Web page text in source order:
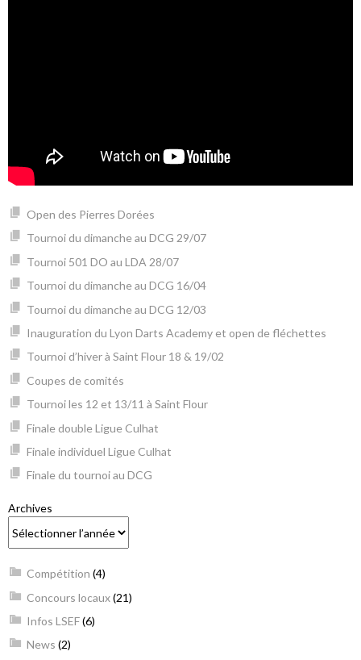
Open des Pierres Dorées
Tournoi du dimanche au DCG 29/07
Tournoi 501 DO au LDA 28/07
Tournoi du dimanche au DCG 16/04
Tournoi du dimanche au DCG 12/03
Inauguration du Lyon Darts Academy et open de fléchettes
Tournoi d’hiver à Saint Flour 18 & 19/02
Coupes de comités
Tournoi les 12 et 13/11 à Saint Flour
Finale double Ligue Culhat
Finale individuel Ligue Culhat
Finale du tournoi au DCG
Archives
Compétition (4)
Concours locaux(21)
Infos LSEF(6)
News (2)